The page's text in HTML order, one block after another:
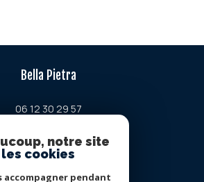
Bella Pietra
06 12 30 29 57
de la petite lavogne
34380 viols-en-laval
notre site
cookies
accompagner pendant